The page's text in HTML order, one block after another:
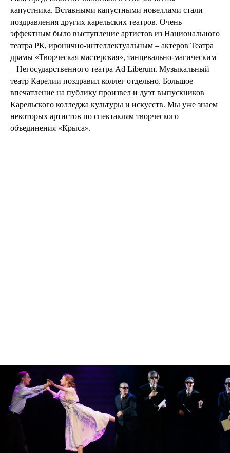
капустника. Вставными капустными новеллами стали
поздравления других карельских театров. Очень
эффектным было выступление артистов из Национального
театра РК, иронично-интеллектуальным – актеров Театра
драмы «Творческая мастерская», танцевально-магическим
– Негосударственного театра Ad Liberum. Музыкальный
театр Карелии поздравил коллег отдельно. Большое
впечатление на публику произвел и дуэт выпускников
Карельского колледжа культуры и искусств. Мы уже знаем
некоторых артистов по спектаклям творческого
объединения «Крыса».